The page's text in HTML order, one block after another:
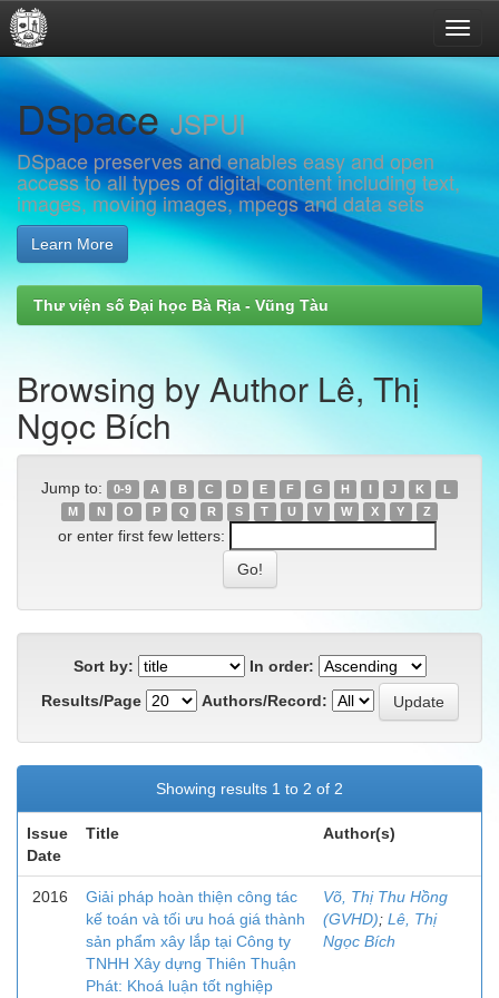
navigation
DSpaceJSPUI
DSpace preserves and enables easy and open
access to all types of digital content including text,
images, moving images, mpegs and data sets
Learn More
Thư viện số Đại học Bà Rịa - Vũng Tàu
Browsing by Author Lê, Thị
Ngọc Bích
Jump to: 0-9 A B C D E F G H I J K
L
M
N O P Q R S T U V W X Y Z
or enter first few letters:
Sort by:
In order:
Results/Page
Authors/Record:
Showing results 1 to 2 of 2
Issue
Date
Title Author(s)
2016
Giải pháp hoàn thiện công tác
kế toán và tối ưu hoá giá thành
sản phẩm xây lắp tại Công ty
TNHH Xây dựng Thiên Thuận
Phát: Khoá luận tốt nghiệp
Võ, Thị Thu Hồng
(GVHD); Lê, Thị
Ngọc Bích